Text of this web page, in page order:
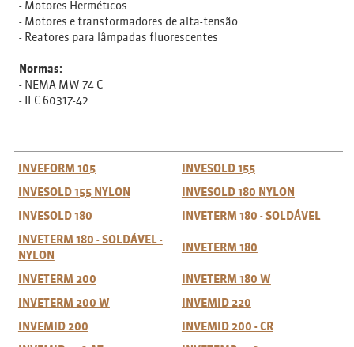
- Motores Herméticos
- Motores e transformadores de alta-tensão
- Reatores para lâmpadas fluorescentes
Normas:
- NEMA MW 74 C
- IEC 60317-42
INVEFORM 105
INVESOLD 155
INVESOLD 155 NYLON
INVESOLD 180 NYLON
INVESOLD 180
INVETERM 180 - SOLDÁVEL
INVETERM 180 - SOLDÁVEL -
NYLON
INVETERM 180
INVETERM 200
INVETERM 180 W
INVETERM 200 W
INVEMID 220
INVEMID 200
INVEMID 200 - CR